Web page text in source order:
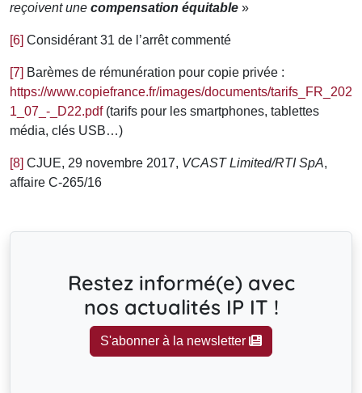
reçoivent une compensation équitable »
[6] Considérant 31 de l’arrêt commenté
[7] Barèmes de rémunération pour copie privée :
https://www.copiefrance.fr/images/documents/tarifs_FR_202
1_07_-_D22.pdf(tarifs pour les smartphones, tablettes
média, clés USB…)
[8] CJUE, 29 novembre 2017, VCAST Limited/RTI SpA,
affaire C-265/16
Restez informé(e) avec
nos actualités IP IT !
S'abonner à la newsletter